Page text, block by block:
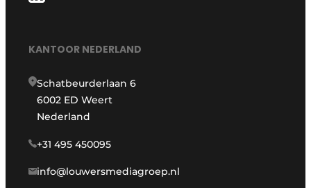
KANTOOR NEDERLAND
Schatbeurderlaan 6
6002 ED Weert
Nederland
+31 495 450095
info@louwersmediagroep.nl